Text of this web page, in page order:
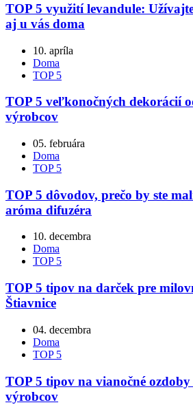
TOP 5 využití levandule:
aj u vás doma
10. apríla
Doma
TOP 5
TOP 5 veľkonočných dekorácií
výrobcov
05. februára
Doma
TOP 5
TOP 5 dôvodov, prečo by ste
aróma difuzéra
10. decembra
Doma
TOP 5
TOP 5 tipov na darček pre
Štiavnice
04. decembra
Doma
TOP 5
TOP 5 tipov na vianočné
výrobcov